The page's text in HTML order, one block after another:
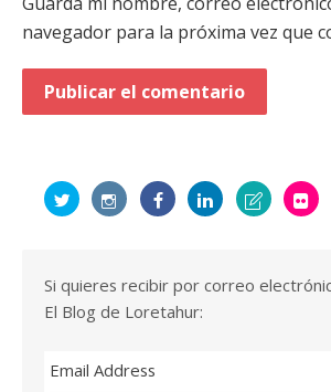
navegador para la próxima vez que
Si quieres recibir por correo
El Blog de Loretahur:
Email Address